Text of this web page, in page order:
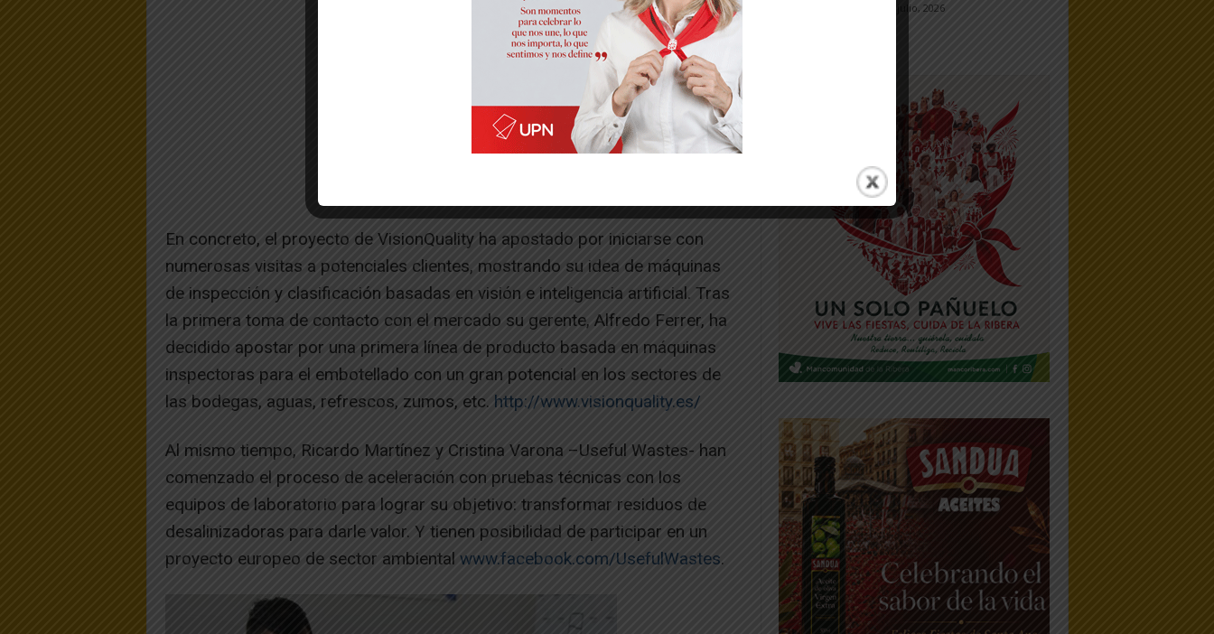
En concreto, el proyecto de VisionQuality ha apostado por iniciarse con
numerosas visitas a potenciales clientes, mostrando su idea de máquinas
de inspección y clasificación basadas en visión e inteligencia artificial. Tras
la primera toma de contacto con el mercado su gerente, Alfredo Ferrer, ha
decidido apostar por una primera línea de producto basada en máquinas
inspectoras para el embotellado con un gran potencial en los sectores de
las bodegas, aguas, refrescos, zumos, etc. http://www.visionquality.es/
Al mismo tiempo, Ricardo Martínez y Cristina Varona –Useful Wastes- han
comenzado el proceso de aceleración con pruebas técnicas con los
equipos de laboratorio para lograr su objetivo: transformar residuos de
desalinizadoras para darle valor. Y tienen posibilidad de participar en un
proyecto europeo de sector ambiental www.facebook.com/UsefulWastes.
23 julio, 2026